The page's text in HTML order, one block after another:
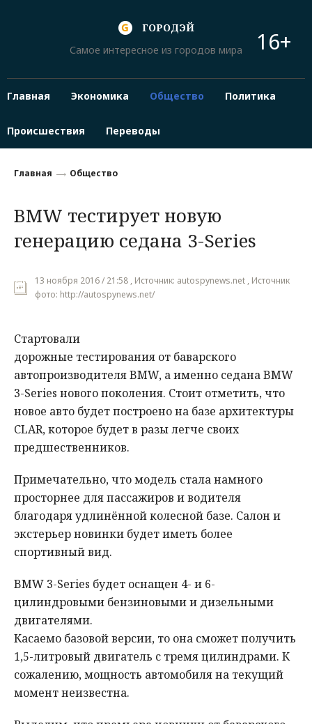
ГОРОДЭЙ
Самое интересное из городов мира
16+
Главная Экономика Общество Политика
Происшествия Переводы
Главная Общество
BMW тестирует новую
генерацию седана 3-Series
13 ноября 2016 / 21:58 , Источник: autospynews.net , Источник
фото: http://autospynews.net/
Стартовали
дорожные тестирования от баварского
автопроизводителя BMW, а именно седана BMW
3-Series нового поколения. Стоит отметить, что
новое авто будет построено на базе архитектуры
CLAR, которое будет в разы легче своих
предшественников.
Примечательно, что модель стала намного
просторнее для пассажиров и водителя
благодаря удлинённой колесной базе. Салон и
экстерьер новинки будeт иметь более
спортивный вид.
BMW 3-Series будет оснащен 4- и 6-
цилиндровыми бензиновыми и дизельными
двигателями.
Касаемо базовой версии, то она сможет получить
1,5-литровый двигатель с тремя цилиндрами. К
сожалению, мощность автомобиля на текущий
момент неизвестна.